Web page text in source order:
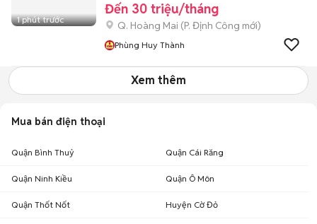
1 phút trước
Đến 30 triệu/tháng
Q. Hoàng Mai (P. Định Công mới)
Phùng Huy Thành
Xem thêm
Mua bán điện thoại
Quận Bình Thuỷ Quận Cái Răng
Quận Ninh Kiều Quận Ô Môn
Quận Thốt Nốt Huyện Cờ Đỏ